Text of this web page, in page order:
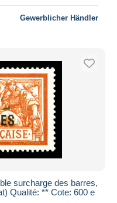
Gewerblicher Händler
surcharge des barres,
Qualité: ** Cote: 600 e